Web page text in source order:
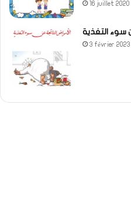
16 juillet 2020
سوء التغذية
3 février 2023